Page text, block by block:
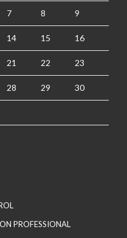
7 8 9
14 15 16
21 22 23
28 29 30
PROFESSIONAL